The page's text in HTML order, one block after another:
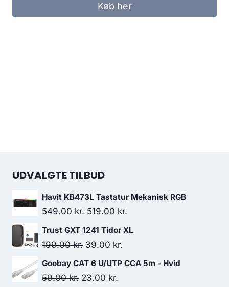
Køb her
UDVALGTE TILBUD
Havit KB473L Tastatur Mekanisk RGB
549.00kr. Original
price
was:
519.00 kr.
price
Trust GXT 1241 Tidor XL
199.00kr. Original
price
was:
39.00 kr.
price
Goobay CAT 6 U/UTP CCA 5m - Hvid
59.00kr. Original
23.00 kr.